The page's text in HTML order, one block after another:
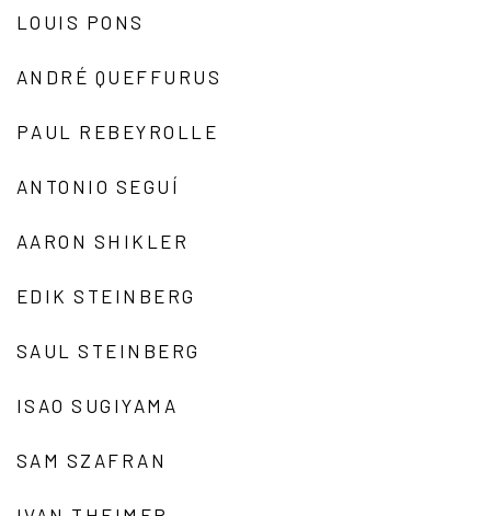
LOUIS PONS
ANDRÉ QUEFFURUS
PAUL REBEYROLLE
ANTONIO SEGUÍ
AARON SHIKLER
EDIK STEINBERG
SAUL STEINBERG
ISAO SUGIYAMA
SAM SZAFRAN